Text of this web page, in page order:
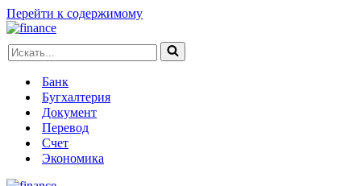
Перейти к содержимому
Искать...
Банк
Бугхалтерия
Документ
Перевод
Счет
Экономика